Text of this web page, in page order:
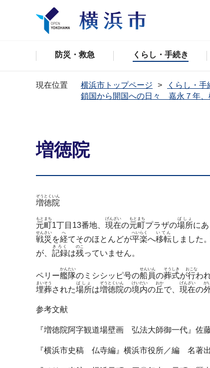
防災・救急 くらし・手続き
現在位置 横浜市トップページ くらし・手
鎖国から開国への日々 嘉永７年、
増徳院
増徳院
ぞうとくいん
元町
もとまち
1丁目13番地、 現在
げんざい
の元町
もとまち
プラザの場所
ばしょ
に
戦災
せんさい
を経
へ
てそのほとんどが平楽
へいらく
へ移転
いてん
しました。
が、 記録
きろく
は残
のこ
っていません。
ペリー艦隊
かんたい
のミシシッピ号の船員
せんいん
の葬式
そうしき
が行
おこな
わ
埋葬
まいそう
された場所
ばしょ
は増徳院
ぞうとくいん
の境内
けいだい
の丘
おか
で、 現在
げんざい
の
が
参考文献
『増徳院阿字観道場壁画 弘法大師御一代』
『横浜市史稿 仏寺編』横浜市役所／編 名著